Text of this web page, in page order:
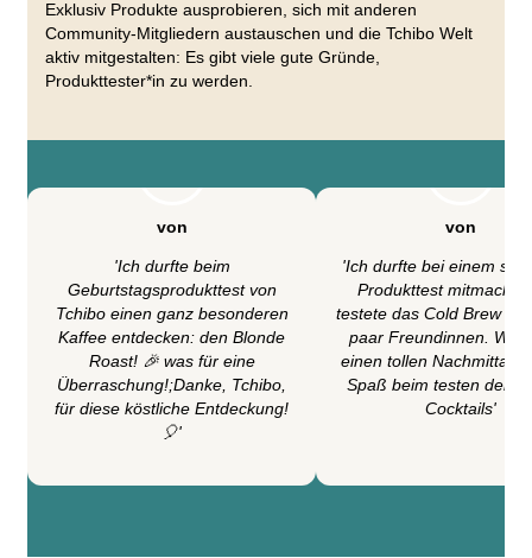
Exklusiv Produkte ausprobieren, sich mit anderen
Community-Mitgliedern austauschen und die Tchibo Welt
aktiv mitgestalten: Es gibt viele gute Gründe,
Produkttester*in zu werden.
von
'Ich durfte beim
Geburtstagsprodukttest von
Tchibo einen ganz besonderen
Kaffee entdecken: den Blonde
Roast! 🎉 was für eine
Überraschung!;Danke, Tchibo,
für diese köstliche Entdeckung!
🎈'
von
'Ich durfte bei einem
Produkttest
testete das Cold Brew
paar Freundinnen. Wir
einen tollen Nachmittag
Spaß beim testen der
Cocktails'